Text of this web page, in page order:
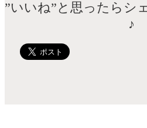
”いいね”と思ったらシ
♪